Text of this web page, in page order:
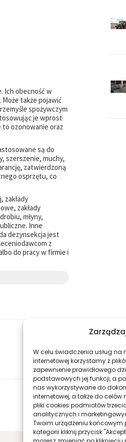
W celu świadczenia usług
internetowej korzystamy z
zapewnienie prawidłowego
podstawowych jej funkcji, a
nas wykorzystywane do
internetowej, a także do
pliki cookies podmiotów
analitycznych i
Twoim urządzeniu końcowym
kategorii kliknij przycisk
Ich obecność w
także pojawić
spożywczym
je wprost
to ozonowanie oraz
są do
szerszenie, muchy,
zatwierdzoną
osprzętu, co
zakłady
zakłady
młyny,
Inne
dezynsekcja jest
z
do pracy w firmie i